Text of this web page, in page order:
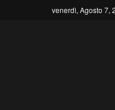
venerdì, Agosto 7,